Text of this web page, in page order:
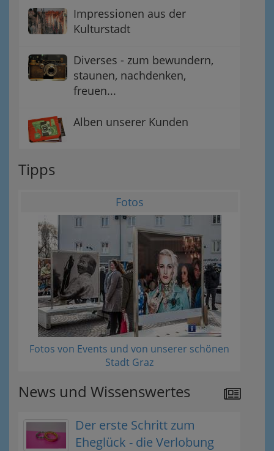
Impressionen aus der
Kulturstadt
Diverses - zum bewundern,
staunen, nachdenken,
freuen...
Alben unserer Kunden
Tipps
Fotos
Fotos von Events und von unserer schönen
Stadt Graz
News und Wissenswertes
Der erste Schritt zum
Eheglück - die Verlobung